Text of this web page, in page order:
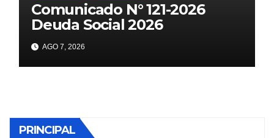
Comunicado N° 121-2026
Deuda Social 2026
AGO 7, 2026
PRINCIPAL